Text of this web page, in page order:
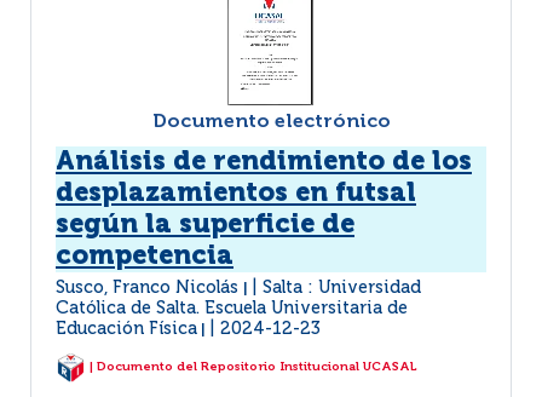
Documento electrónico
Análisis de rendimiento de los
desplazamientos en futsal
según la superficie de
competencia
Susco, Franco Nicolás
Salta : Universidad
Católica de Salta. Escuela Universitaria de
Educación Física
2024-12-23
| Documento del Repositorio Institucional UCASAL